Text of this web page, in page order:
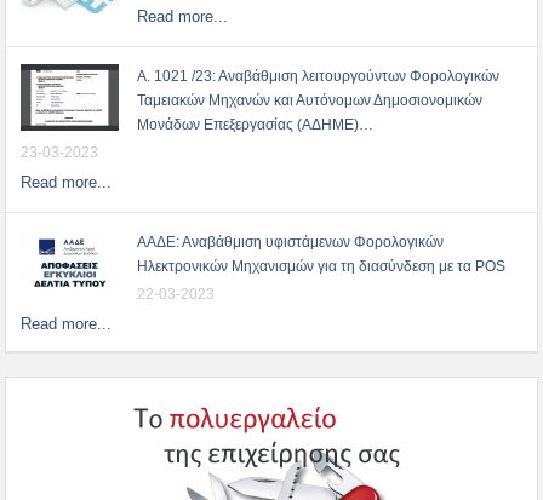
Read more...
Α. 1021 /23: Αναβάθμιση λειτουργούντων Φορολογικών
Ταμειακών Μηχανών και Αυτόνομων Δημοσιονομικών
Μονάδων Επεξεργασίας (ΑΔΗΜΕ)…
23-03-2023
Read more...
ΑΑΔΕ: Αναβάθμιση υφιστάμενων Φορολογικών
Ηλεκτρονικών Μηχανισμών για τη διασύνδεση με τα POS
22-03-2023
Read more...